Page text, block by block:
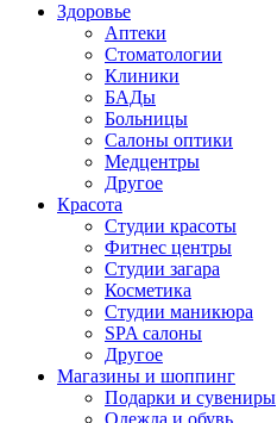
Здоровье
Аптеки
Стоматологии
Клиники
БАДы
Больницы
Салоны оптики
Медцентры
Другое
Красота
Студии красоты
Фитнес центры
Студии загара
Косметика
Студии маникюра
SPA салоны
Другое
Магазины и шоппинг
Подарки и сувениры
Одежда и обувь